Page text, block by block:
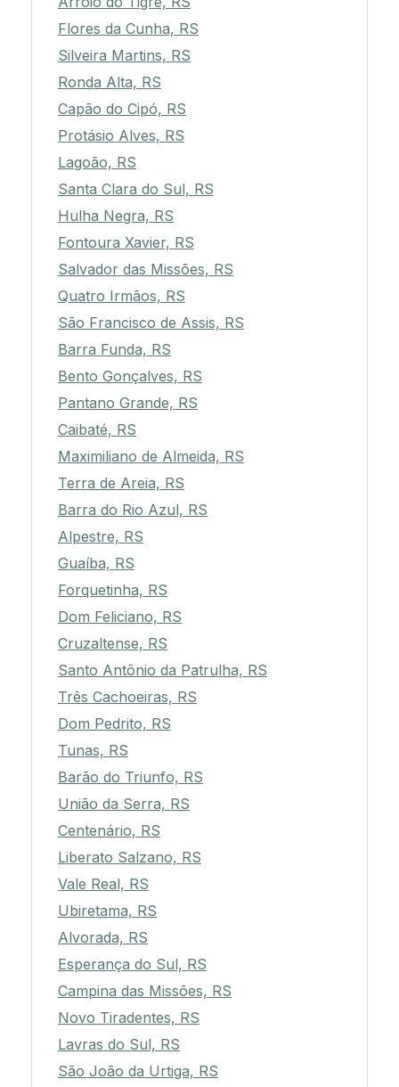
Flores da Cunha, RS
Silveira Martins, RS
Ronda Alta, RS
Capão do Cipó, RS
Protásio Alves, RS
Lagoão, RS
Santa Clara do Sul, RS
Hulha Negra, RS
Fontoura Xavier, RS
Salvador das Missões, RS
Quatro Irmãos, RS
São Francisco de Assis, RS
Barra Funda, RS
Bento Gonçalves, RS
Pantano Grande, RS
Caibaté, RS
Maximiliano de Almeida, RS
Terra de Areia, RS
Barra do Rio Azul, RS
Alpestre, RS
Guaíba, RS
Forquetinha, RS
Dom Feliciano, RS
Cruzaltense, RS
Santo Antônio da Patrulha, RS
Três Cachoeiras, RS
Dom Pedrito, RS
Tunas, RS
Barão do Triunfo, RS
União da Serra, RS
Centenário, RS
Liberato Salzano, RS
Vale Real, RS
Ubiretama, RS
Alvorada, RS
Esperança do Sul, RS
Campina das Missões, RS
Novo Tiradentes, RS
Lavras do Sul, RS
São João da Urtiga, RS